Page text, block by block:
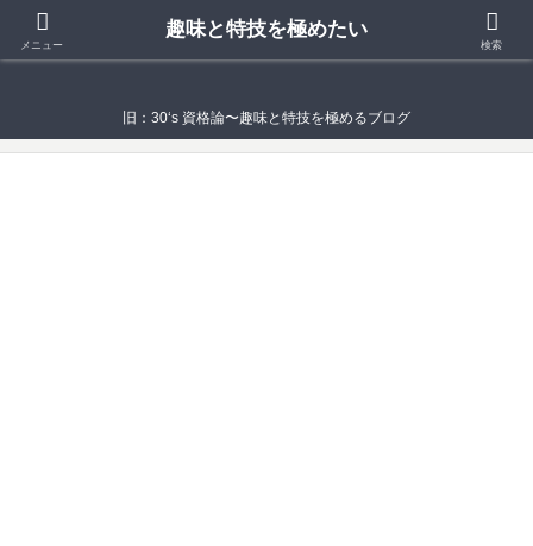
趣味と特技を極めたい
旧：30‘s 資格論〜趣味と特技を極めるブログ
メニュー
趣味と特技を極めたい
検索